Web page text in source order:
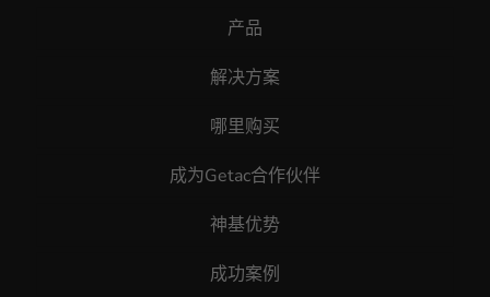
产品
解决方案
哪里购买
成为Getac合作伙伴
神基优势
成功案例